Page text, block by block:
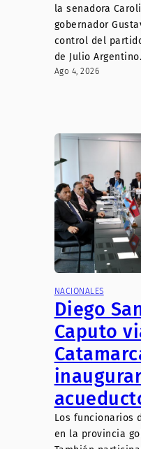
la senadora
gobernador
control del
de Julio
Ago 4, 2026
NACIONALES
Diego
Caputo
Los funcionarios
en la provincia